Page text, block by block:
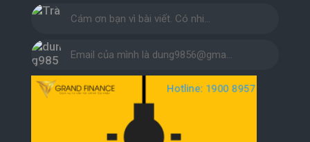
Cám ơn bạn vì bài viết. Có nhi…
Email của mình là dung9856@gma…